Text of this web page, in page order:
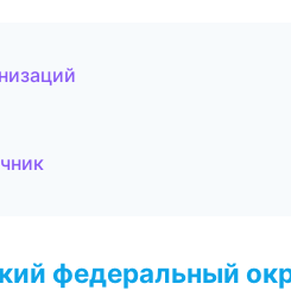
федеральный